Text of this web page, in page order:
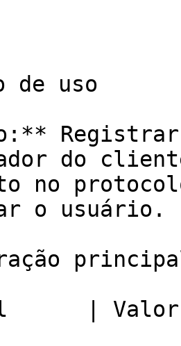
de uso
Registrar
do
no
o usuário.
| Valor